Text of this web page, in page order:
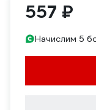
557 ₽
Начислим 5